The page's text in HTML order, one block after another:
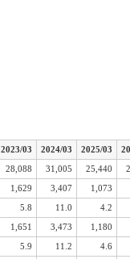
2023/03 2024/03 2025/03
28,088 31,005 25,440
1,629 3,407
1,073
5.8 11.0
4.2
1,651 3,473
1,180
5.9 11.2 4.6